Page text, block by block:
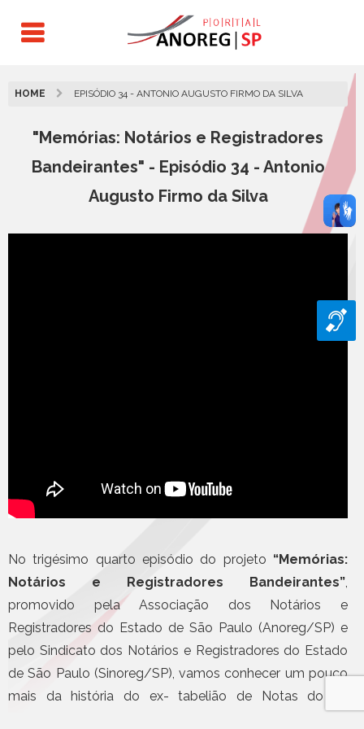
HOME EPISÓDIO 34 - ANTONIO AUGUSTO FIRMO DA SILVA
"Memórias: Notários e Registradores
Bandeirantes" - Episódio 34 - Antonio
Augusto Firmo da Silva
No trigésimo quarto episódio do projeto “Memórias:
Notários e Registradores Bandeirantes”,
promovido pela Associação dos Notários e
Registradores do Estado de São Paulo (Anoreg/SP) e
pelo Sindicato dos Notários e Registradores do Estado
de São Paulo (Sinoreg/SP), vamos conhecer um pouco
mais da história do ex- tabelião de Notas do 4º